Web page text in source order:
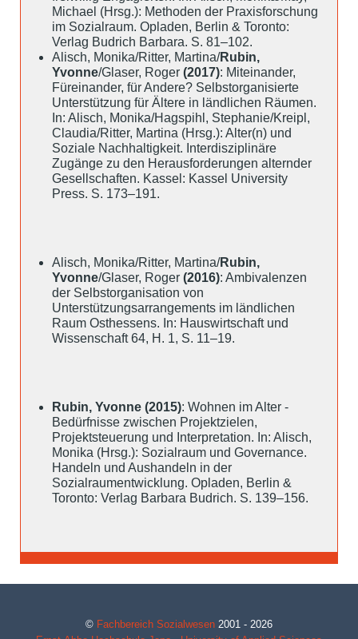
Michael (Hrsg.): Methoden der Praxisforschung
im Sozialraum. Opladen, Berlin & Toronto:
Verlag Budrich Barbara. S. 81–102.
Alisch, Monika/Ritter, Martina/Rubin,
Yvonne/Glaser, Roger (2017): Miteinander,
Füreinander, für Andere? Selbstorganisierte
Unterstützung für Ältere in ländlichen Räumen.
In: Alisch, Monika/Hagspihl, Stephanie/Kreipl,
Claudia/Ritter, Martina (Hrsg.): Alter(n) und
Soziale Nachhaltigkeit. Interdisziplinäre
Zugänge zu den Herausforderungen alternder
Gesellschaften. Kassel: Kassel University
Press. S. 173–191.
Alisch, Monika/Ritter, Martina/Rubin,
Yvonne/Glaser, Roger (2016): Ambivalenzen
der Selbstorganisation von
Unterstützungsarrangements im ländlichen
Raum Osthessens. In: Hauswirtschaft und
Wissenschaft 64, H. 1, S. 11–19.
Rubin, Yvonne (2015): Wohnen im Alter -
Bedürfnisse zwischen Projektzielen,
Projektsteuerung und Interpretation. In: Alisch,
Monika (Hrsg.): Sozialraum und Governance.
Handeln und Aushandeln in der
Sozialraumentwicklung. Opladen, Berlin &
Toronto: Verlag Barbara Budrich. S. 139–156.
© Fachbereich Sozialwesen 2001 - 2026